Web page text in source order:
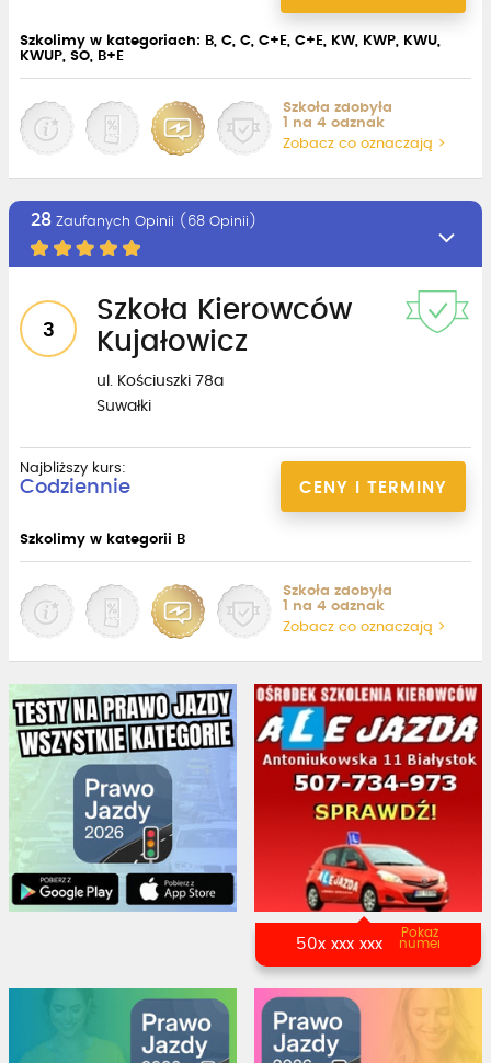
Szkolimy w kategoriach: B, C, C, C+E, C+E, KW, KWP, KWU,
KWUP, SO, B+E
Szkoła zdobyła
1 na 4 odznak
Zobacz co oznaczają >
28 Zaufanych Opinii (68 Opinii)
3
Szkoła Kierowców
Kujałowicz
ul. Kościuszki 78a
Suwałki
CENY I TERMINY
Najbliższy kurs:
Codziennie
Szkolimy w kategorii B
Szkoła zdobyła
1 na 4 odznak
Zobacz co oznaczają >
50x xxx xxx
Pokaż
numer